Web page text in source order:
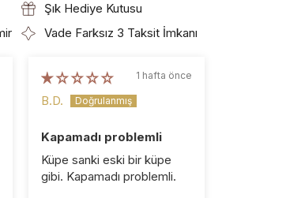
Şık Hediye Kutusu
Vade Farksız 3 Taksit İmkanı
1 hafta önce
B.D.
Kapamadı problemli
Küpe sanki eski bir küpe
gibi. Kapamadı problemli.